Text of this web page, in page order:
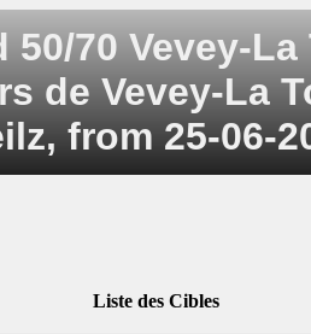
50/70 Vevey-
de Vevey-La
from 25-06-
Liste des Cibles